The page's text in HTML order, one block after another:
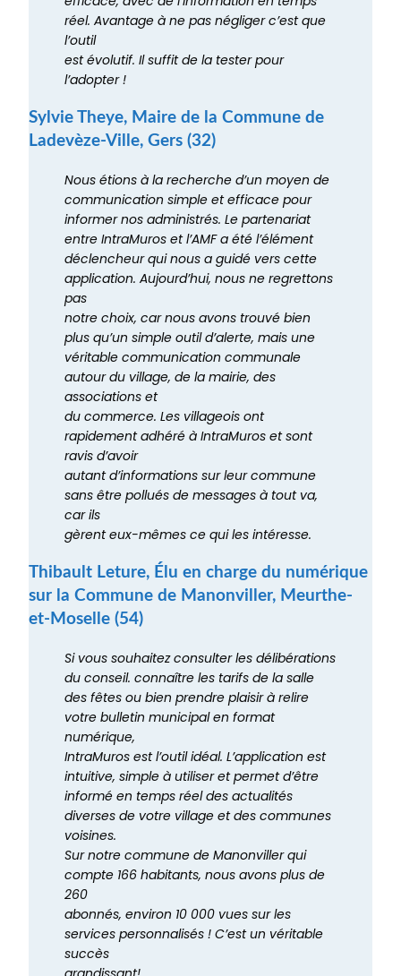
réel. Avantage à ne pas négliger c’est que
l’outil
est évolutif. Il suffit de la tester pour
l’adopter !
Sylvie Theye, Maire de la Commune de
Ladevèze-Ville, Gers (32)
Nous étions à la recherche d’un moyen de
communication simple et efficace pour
informer nos administrés. Le partenariat
entre IntraMuros et l’AMF a été l’élément
déclencheur qui nous a guidé vers cette
application. Aujourd’hui, nous ne regrettons
pas
notre choix, car nous avons trouvé bien
plus qu’un simple outil d’alerte, mais une
véritable communication communale
autour du village, de la mairie, des
associations et
du commerce. Les villageois ont
rapidement adhéré à IntraMuros et sont
ravis d’avoir
autant d’informations sur leur commune
sans être pollués de messages à tout va,
car ils
gèrent eux-mêmes ce qui les intéresse.
Thibault Leture, Élu en charge du numérique
sur la Commune de Manonviller, Meurthe-
et-Moselle (54)
Si vous souhaitez consulter les délibérations
du conseil. connaître les tarifs de la salle
des fêtes ou bien prendre plaisir à relire
votre bulletin municipal en format
numérique,
IntraMuros est l’outil idéal. L’application est
intuitive, simple à utiliser et permet d’être
informé en temps réel des actualités
diverses de votre village et des communes
voisines.
Sur notre commune de Manonviller qui
compte 166 habitants, nous avons plus de
260
abonnés, environ 10 000 vues sur les
services personnalisés ! C’est un véritable
succès